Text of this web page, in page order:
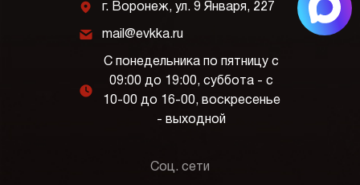
j г. Воронеж, ул. 9 Января, 227
k mail@evkka.ru
l
С понедельника по пятницу с
09:00 до 19:00, суббота - с
10-00 до 16-00, воскресенье
- выходной
Соц. сети